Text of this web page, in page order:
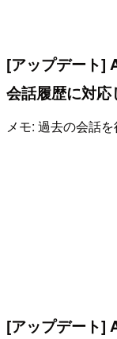
[アップデート]
会話履歴に対
メモ: 過去の会話
[アップデート]